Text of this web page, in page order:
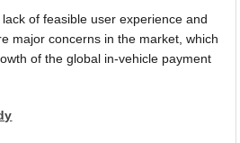
of feasible user experience and
major concerns in the market, which
of the global in-vehicle payment